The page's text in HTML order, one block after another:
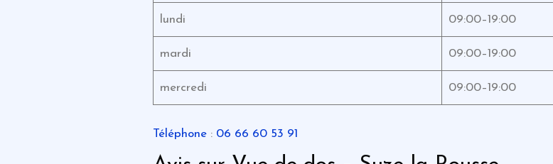
lundi 09:00–19:00
mardi 09:00–19:00
mercredi 09:00–19:00
Téléphone : 06 66 60 53 91